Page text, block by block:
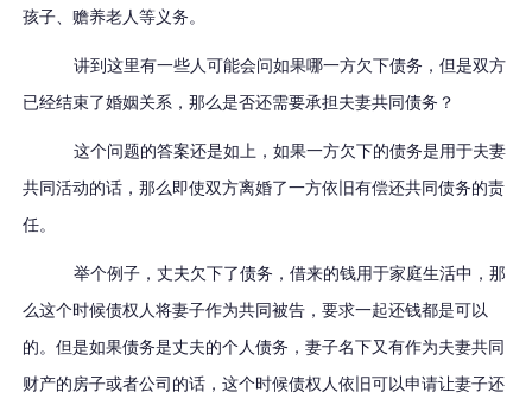
孩子、赡养老人等义务。
讲到这里有一些人可能会问如果哪一方欠下债务，但是双方
已经结束了婚姻关系，那么是否还需要承担夫妻共同债务？
这个问题的答案还是如上，如果一方欠下的债务是用于夫妻
共同活动的话，那么即使双方离婚了一方依旧有偿还共同债务的责
任。
举个例子，丈夫欠下了债务，借来的钱用于家庭生活中，那
么这个时候债权人将妻子作为共同被告，要求一起还钱都是可以
的。但是如果债务是丈夫的个人债务，妻子名下又有作为夫妻共同
财产的房子或者公司的话，这个时候债权人依旧可以申请让妻子还